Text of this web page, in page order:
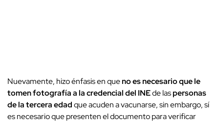
Nuevamente, hizo énfasis en queno es necesario que le
tomen fotografía a la credencial del INEde laspersonas
de la tercera edadque acuden a vacunarse, sin embargo, sí
es necesario que presenten el documento para verificar